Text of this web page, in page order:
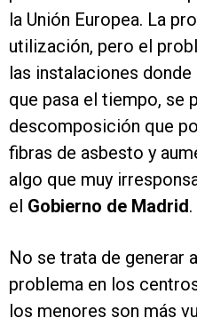
la Unión Europea. La
utilización, pero el
las instalaciones donde
que pasa el tiempo, se
descomposición que
fibras de asbesto y
algo que muy
el Gobierno de Madrid.
No se trata de generar
problema en los
los menores son más